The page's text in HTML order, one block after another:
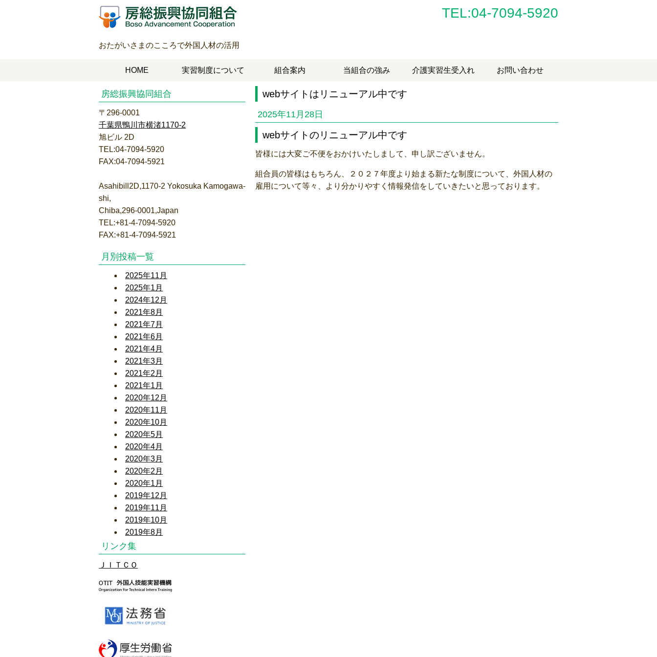
TEL:04-7094-5920
おたがいさまのこころで外国人材の活用
HOME 実習制度について 組合案内 当組合の強み 介護実習生受入れ お問い合わせ
webサイトはリニューアル中です
2025年11月28日
webサイトのリニューアル中です
皆様には大変ご不便をおかけいたしまして、申し訳ございません。
組合員の皆様はもちろん、２０２７年度より始まる新たな制度について、外国人材の
雇用について等々、より分かりやすく情報発信をしていきたいと思っております。
房総振興協同組合
〒296-0001
千葉県鴨川市横渚1170-2
旭ビル 2D
TEL:04-7094-5920
FAX:04-7094-5921
Asahibill2D,1170-2 Yokosuka Kamogawa-
shi,
Chiba,296-0001,Japan
TEL:+81-4-7094-5920
FAX:+81-4-7094-5921
月別投稿一覧
2025年11月
2025年1月
2024年12月
2021年8月
2021年7月
2021年6月
2021年4月
2021年3月
2021年2月
2021年1月
2020年12月
2020年11月
2020年10月
2020年5月
2020年4月
2020年3月
2020年2月
2020年1月
2019年12月
2019年11月
2019年10月
2019年8月
リンク集
ＪＩＴＣＯ